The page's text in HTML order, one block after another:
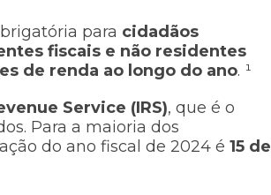
para cidadãos
fiscais e não residentes
de renda ao longo do ano. ¹
Service (IRS), que é o
Para a maioria dos
do ano fiscal de 2024 é 15 de